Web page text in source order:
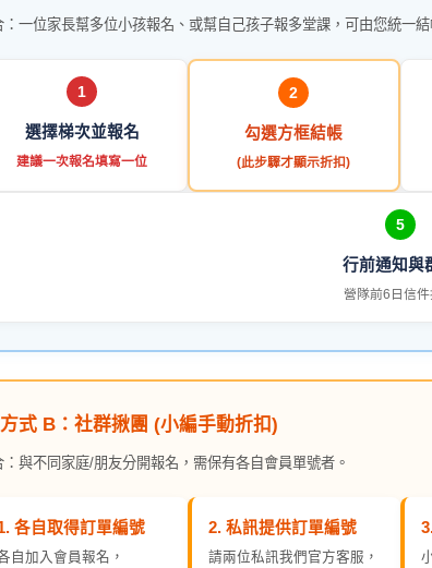
：一位家長幫多位小孩報名、或幫自己孩子報多堂課，可由您統一結
1
選擇梯次並報名
建議一次報名填寫一位
2
勾選方框結帳
(此步驟才顯示折扣)
5
行前通知與
營隊前6日信
式 B：社群揪團 (小編手動折扣)
：與不同家庭/朋友分開報名，需保有各自會員單號者。
各自取得訂單編號
自加入會員報名，
2. 私訊提供訂單編號
請兩位私訊我們官方客服，